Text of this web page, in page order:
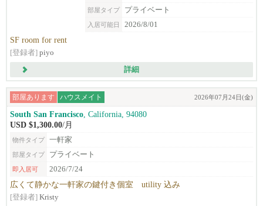
部屋タイプ プライベート
入居可能日 2026/8/01
SF room for rent
[登録者] piyo
詳細
部屋あります ハウスメイト 2026年07月24日(金)
South San Francisco , California, 94080
USD $1,300.00/月
物件タイプ 一軒家
部屋タイプ プライベート
即入居可 2026/7/24
広くて静かな一軒家の鍵付き個室 utility 込み
[登録者] Kristy